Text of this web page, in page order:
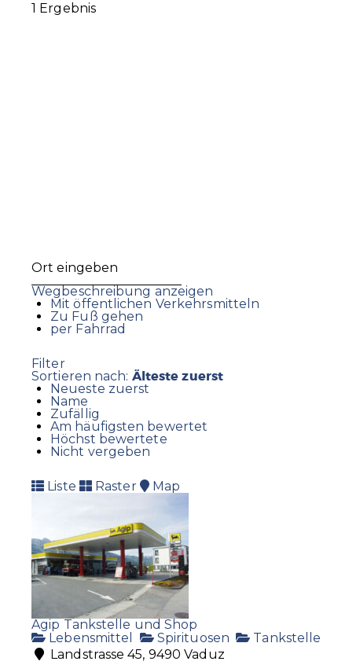
1 Ergebnis
Wegbeschreibung anzeigen
Mit öffentlichen Verkehrsmitteln
Zu Fuß gehen
per Fahrrad
Filter
Sortieren nach: Älteste zuerst
Neueste zuerst
Name
Zufällig
Am häufigsten bewertet
Höchst bewertete
Nicht vergeben
Liste Raster Map
Agip Tankstelle und Shop
Lebensmittel
Spirituosen
Tankstelle
Landstrasse 45, 9490 Vaduz